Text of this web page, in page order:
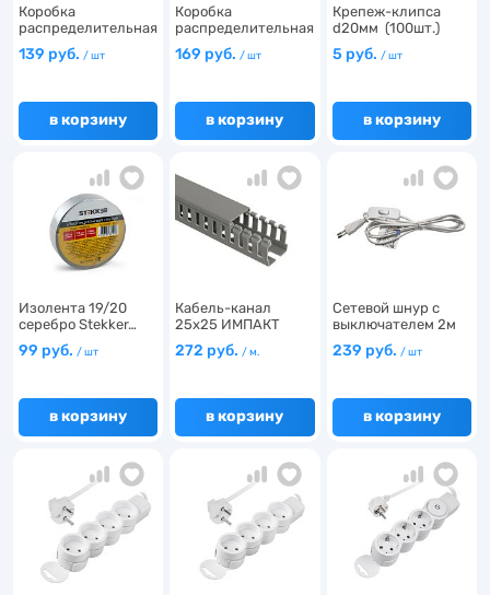
8
311
7
1
Коробка
распределительная
(80х80х40)…
139 руб. / шт
в корзину
Коробка
распределительная
(100х100х5…
169 руб./ шт
в корзину
Крепеж-клипса
d20мм (100шт.)
PR.027…
5 руб. / шт
в корзину
Изолента 19/20
серебро Stekker…
99 руб. / шт
в корзину
Кабель-канал
25х25 ИМПАКТ
CKM50-025-…
272 руб./ м.
в корзину
Сетевой шнур с
выключателем 2м
239 руб. / шт
в корзину